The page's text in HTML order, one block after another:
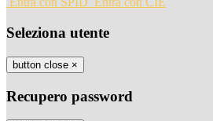
Seleziona utente
button close ×
Recupero password